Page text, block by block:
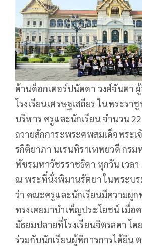
ด้านด็อกเตอร์ปนัดดา วงศ์จันตา
โรงเรียนเศรษฐเสถียร ในพระร
บริหาร ครูและนักเรียน จำนวน
ถวายสักการะพระศพสมเด็จพระเ
รกิติยาภา นเรนทิราเทพยวดี กรม
พัชรมหาวัชรราชธิดา ทุกวัน เวล
ณ พระที่นั่งพิมานรัตยา ในพระบร
ว่า คณะครูและนักเรียนมีความผู
ทรงเคยมาบำเพ็ญประโยชน์ เมื่อ
มัธยมปลายที่โรงเรียนจิตรลดา โด
ร่วมกับนักเรียนผู้พิการการได้ยิน